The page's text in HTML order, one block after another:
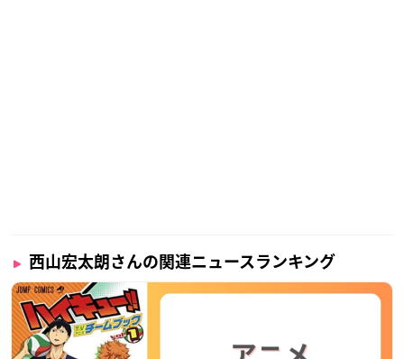
西山宏太朗さんの関連ニュースランキング